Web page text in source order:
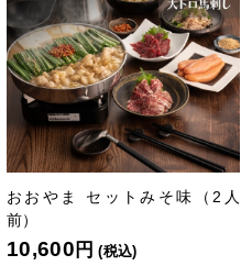
おおやま セットみそ味（2人
前）
10,600 円 (税込)